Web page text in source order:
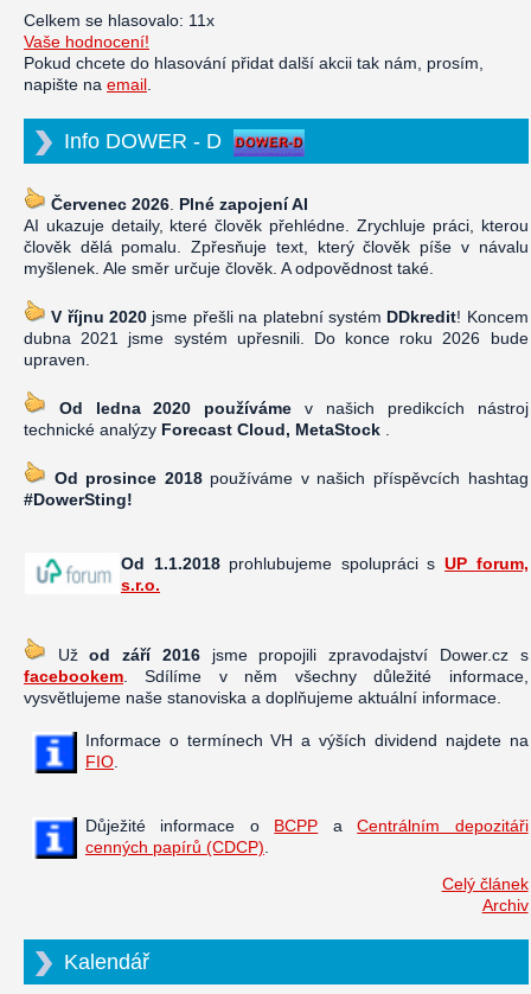
Celkem se hlasovalo: 11x
Vaše hodnocení!
Pokud chcete do hlasování přidat další akcii tak nám, prosím,
napište na email
Info DOWER - D
Červenec 2026 Plné zapojení AI
AI ukazuje detaily, které člověk přehlédne. Zrychluje práci, kterou
člověk dělá pomalu. Zpřesňuje text, který člověk píše v návalu
myšlenek. Ale směr určuje člověk. A odpovědnost také.
V říjnu 2020 jsme přešli na platební systém DDkredit! Koncem
dubna 2021 jsme systém upřesnili. Do konce roku 2026 bude
upraven.
Od ledna 2020 používáme v našich predikcích nástroj
technické analýzy Forecast Cloud, MetaStock
Od prosince 2018používáme v našich příspěvcích hashtag
#DowerSting!
Od 1.1.2018prohlubujeme spolupráci sUP forum,
s.r.o.
Užod září 2016jsme propojili zpravodajství Dower.cz s
facebookem . Sdílíme v něm všechny důležité informace,
vysvětlujeme naše stanoviska a doplňujeme aktuální informace.
Informace o termínech VH a výších dividend najdete na
FIO
Důježité informace o BCPP aCentrálním depozitáři
cenných papírů (CDCP)
Celý článek
Archiv
Kalendář